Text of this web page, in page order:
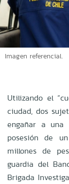
Imagen referencial.
Utilizando el
ciudad, dos
engañar a una
posesión de
millones de
guardia del
Brigada